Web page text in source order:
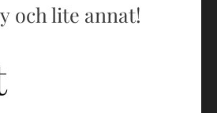
och lite annat!